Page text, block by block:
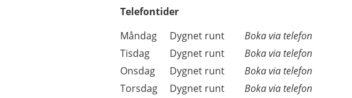
Telefontider
Dag
Öppettider
Kommentarer
Måndag Dygnet runt
Boka via telefon
Tisdag
Dygnet runt
Boka via telefon
Onsdag
Dygnet runt
Boka via telefon
Torsdag
Dygnet runt
Boka via telefon